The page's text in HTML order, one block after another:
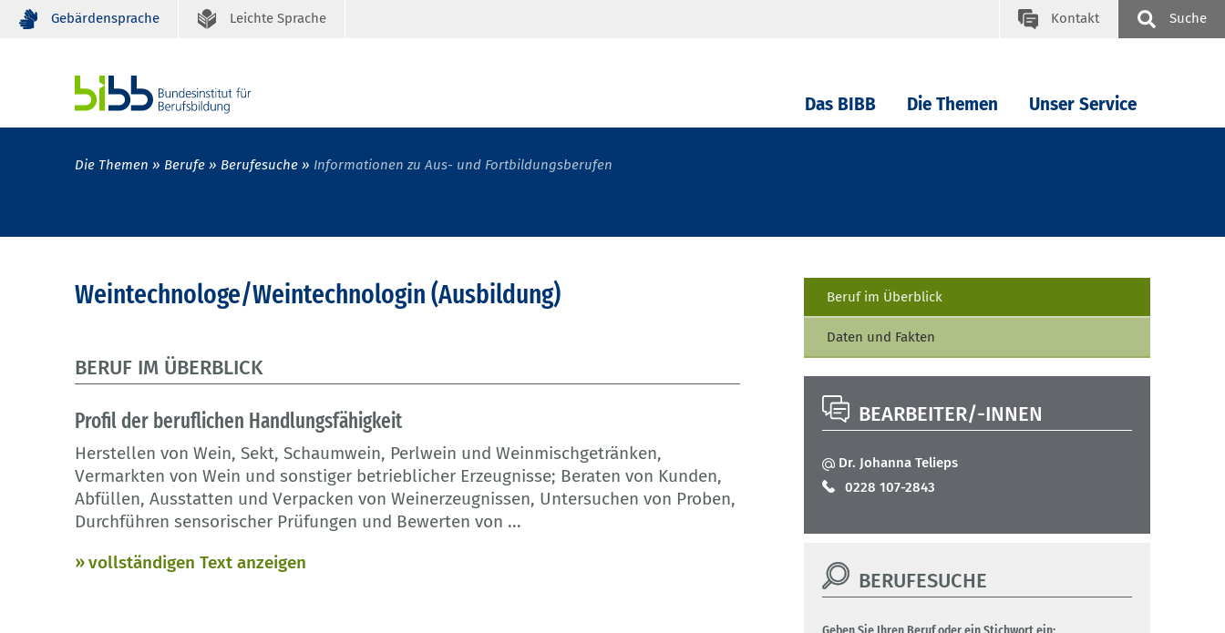
Gebärdensprache Leichte Sprache Kontakt Suche
Das BIBB Die Themen Unser Service
Die Themen Berufe Berufesuche Informationen zu Aus- und Fortbildungsberufen
Weintechnologe/Weintechnologin (Ausbildung)
BERUF IM ÜBERBLICK
Profil der beruflichen Handlungsfähigkeit
Herstellen von Wein, Sekt, Schaumwein, Perlwein und Weinmischgetränken,
Vermarkten von Wein und sonstiger betrieblicher Erzeugnisse; Beraten von Kunden,
Abfüllen, Ausstatten und Verpacken von Weinerzeugnissen, Untersuchen von Proben,
Durchführen sensorischer Prüfungen und Bewerten von ...
vollständigen Text anzeigen
Beruf im Überblick
Daten und Fakten
BEARBEITER/-INNEN
Dr. Johanna Telieps
0228 107-2843
BERUFESUCHE